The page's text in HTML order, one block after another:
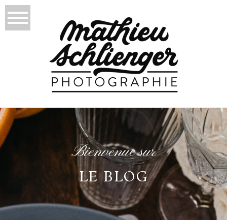
Bienvenue sur
LE BLOG